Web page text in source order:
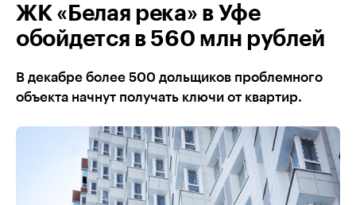
ЖК «Белая река» в Уфе
обойдется в 560 млн рублей
В декабре более 500 дольщиков проблемного
объекта начнут получать ключи от квартир.